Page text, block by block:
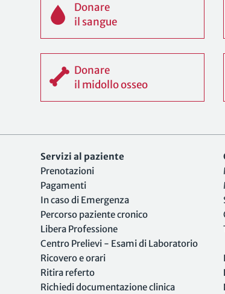
Donare
il sangue
Donare
il midollo osseo
Servizi al paziente
Prenotazioni
Pagamenti
In caso di Emergenza
Percorso paziente cronico
Libera Professione
Centro Prelievi - Esami di Laboratorio
Ricovero e orari
Ritira referto
Richiedi documentazione clinica